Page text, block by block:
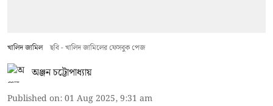
খালিদ জামিল ছবি - খালিদ জামিলের ফেসবুক পেজ
অঞ্জন চট্টোপাধ্যায়
Published on:01 Aug 2025, 9:31 am